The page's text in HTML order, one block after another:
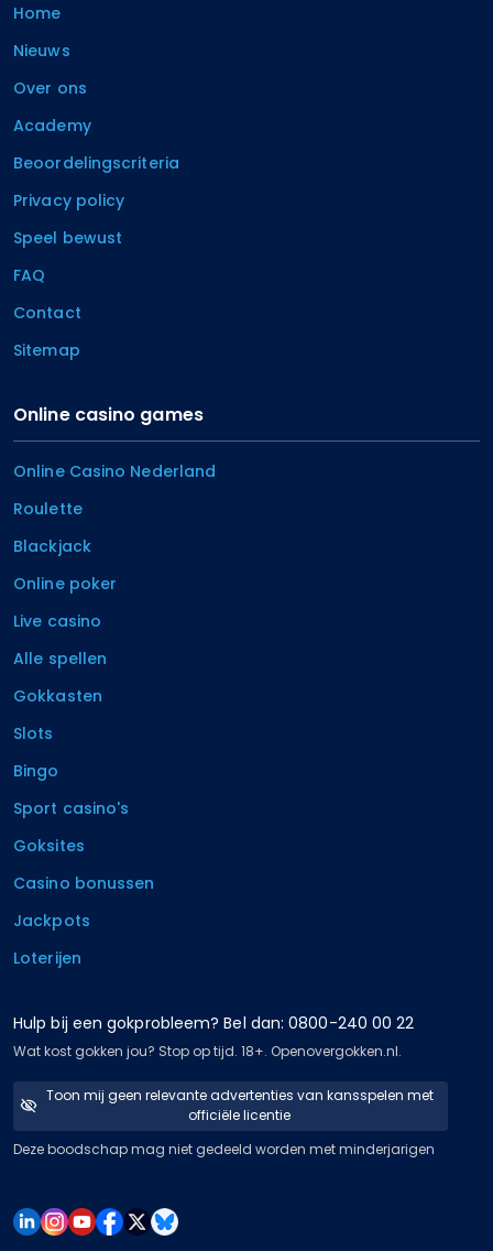
Home
Nieuws
Over ons
Academy
Beoordelingscriteria
Privacy policy
Speel bewust
FAQ
Contact
Sitemap
Online casino games
Online Casino Nederland
Roulette
Blackjack
Online poker
Live casino
Alle spellen
Gokkasten
Slots
Bingo
Sport casino's
Goksites
Casino bonussen
Jackpots
Loterijen
Hulp bij een gokprobleem? Bel dan: 0800-240 00 22
Wat kost gokken jou? Stop op tijd. 18+. Openovergokken.nl.
Toon mij geen relevante advertenties van kansspelen met
officiële licentie
Deze boodschap mag niet gedeeld worden met minderjarigen